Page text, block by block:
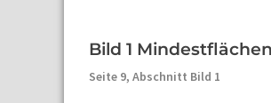
Bild 1
Seite 9, Abschnitt Bild 1